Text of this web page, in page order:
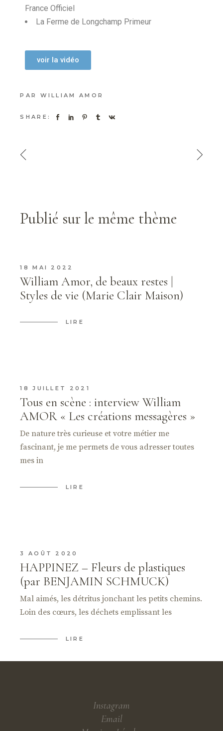
France Officiel
La Ferme de Longchamp Primeur
voir la vidéo
PAR WILLIAM AMOR
SHARE:
Publié sur le même thème
18 MAI 2022
William Amor, de beaux restes |
Styles de vie (Marie Clair Maison)
LIRE
18 JUILLET 2021
Tous en scène : interview William
AMOR « Les créations messagères »
De nature très curieuse et votre métier me
fascinant, je me permets de vous adresser toutes
mes in
LIRE
3 AOÛT 2020
HAPPINEZ – Fleurs de plastiques
(par BENJAMIN SCHMUCK)
Mal aimés, les détritus jonchant les petits chemins.
Loin des cœurs, les déchets emplissant les
LIRE
Instagram
Email